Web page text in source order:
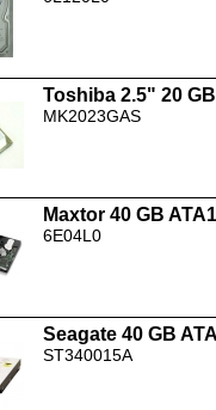
Toshiba 2.5" 20
MK2023GAS
Maxtor 40 GB
6E04L0
Seagate 40 GB
ST340015A